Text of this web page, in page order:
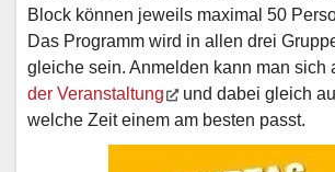
Block können jeweils maximal 50
Das Programm wird in allen drei
gleiche sein. Anmelden kann man sich
der Veranstaltung
und dabei gleich
welche Zeit einem am besten passt.